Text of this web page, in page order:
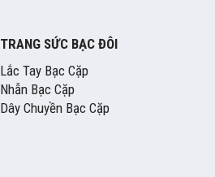
TRANG SỨC BẠC ĐÔI
Lắc Tay Bạc Cặp
Nhẫn Bạc Cặp
Dây Chuyền Bạc Cặp